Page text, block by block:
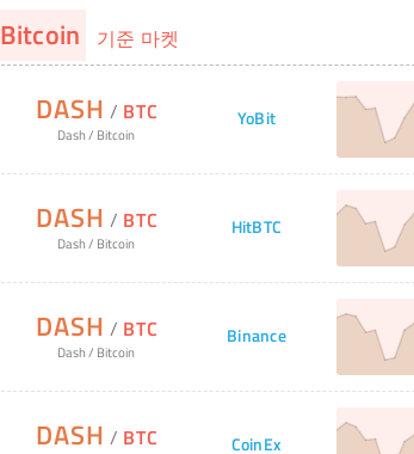
Bitcoin 기준 마켓
DASH / BTC
Dash/ Bitcoin
YoBit
DASH / BTC
Dash/ Bitcoin
HitBTC
DASH / BTC
Dash/ Bitcoin
Binance
DASH / BTC CoinEx